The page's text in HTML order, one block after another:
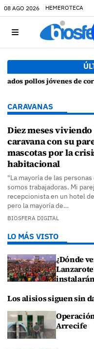
08 AGO 2026 HEMEROTECA
de cortejo de hubara cerca del rally de Lanzarote
CARAVANAS
Diez meses
caravana con su
mascotas por la
habitacional
"La mayoría de las
somos trabajadoras. Mi
recepcionista en un hotel
pero la mayoría de…
BIOSFERA DIGITAL
LO MÁS VISTO
¿Dónde
Los alisios siguen sin
Arrecife